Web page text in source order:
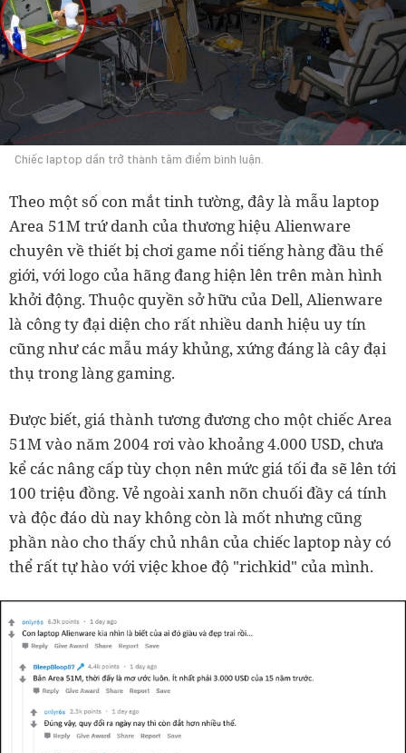
Chiếc laptop dần trở thành tâm điểm bình luận.
Theo một số con mắt tinh tường, đây là mẫu laptop
Area 51M trứ danh của thương hiệu Alienware
chuyên về thiết bị chơi game nổi tiếng hàng đầu thế
giới, với logo của hãng đang hiện lên trên màn hình
khởi động. Thuộc quyền sở hữu của Dell, Alienware
là công ty đại diện cho rất nhiều danh hiệu uy tín
cũng như các mẫu máy khủng, xứng đáng là cây đại
thụ trong làng gaming.
Được biết, giá thành tương đương cho một chiếc Area
51M vào năm 2004 rơi vào khoảng 4.000 USD, chưa
kể các nâng cấp tùy chọn nên mức giá tối đa sẽ lên tới
100 triệu đồng. Vẻ ngoài xanh nõn chuối đầy cá tính
và độc đáo dù nay không còn là mốt nhưng cũng
phần nào cho thấy chủ nhân của chiếc laptop này có
thể rất tự hào với việc khoe độ "richkid" của mình.